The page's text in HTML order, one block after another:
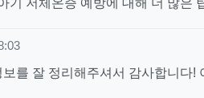
기 저체온증 예방에 대해 더 많은
를 잘 정리해주셔서 감사합니다!